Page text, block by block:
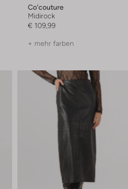
Co'couture
Midirock
€ 109,99
+ mehr farben